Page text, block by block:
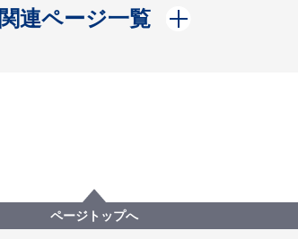
関連ページ一覧
開く
ページトップへ